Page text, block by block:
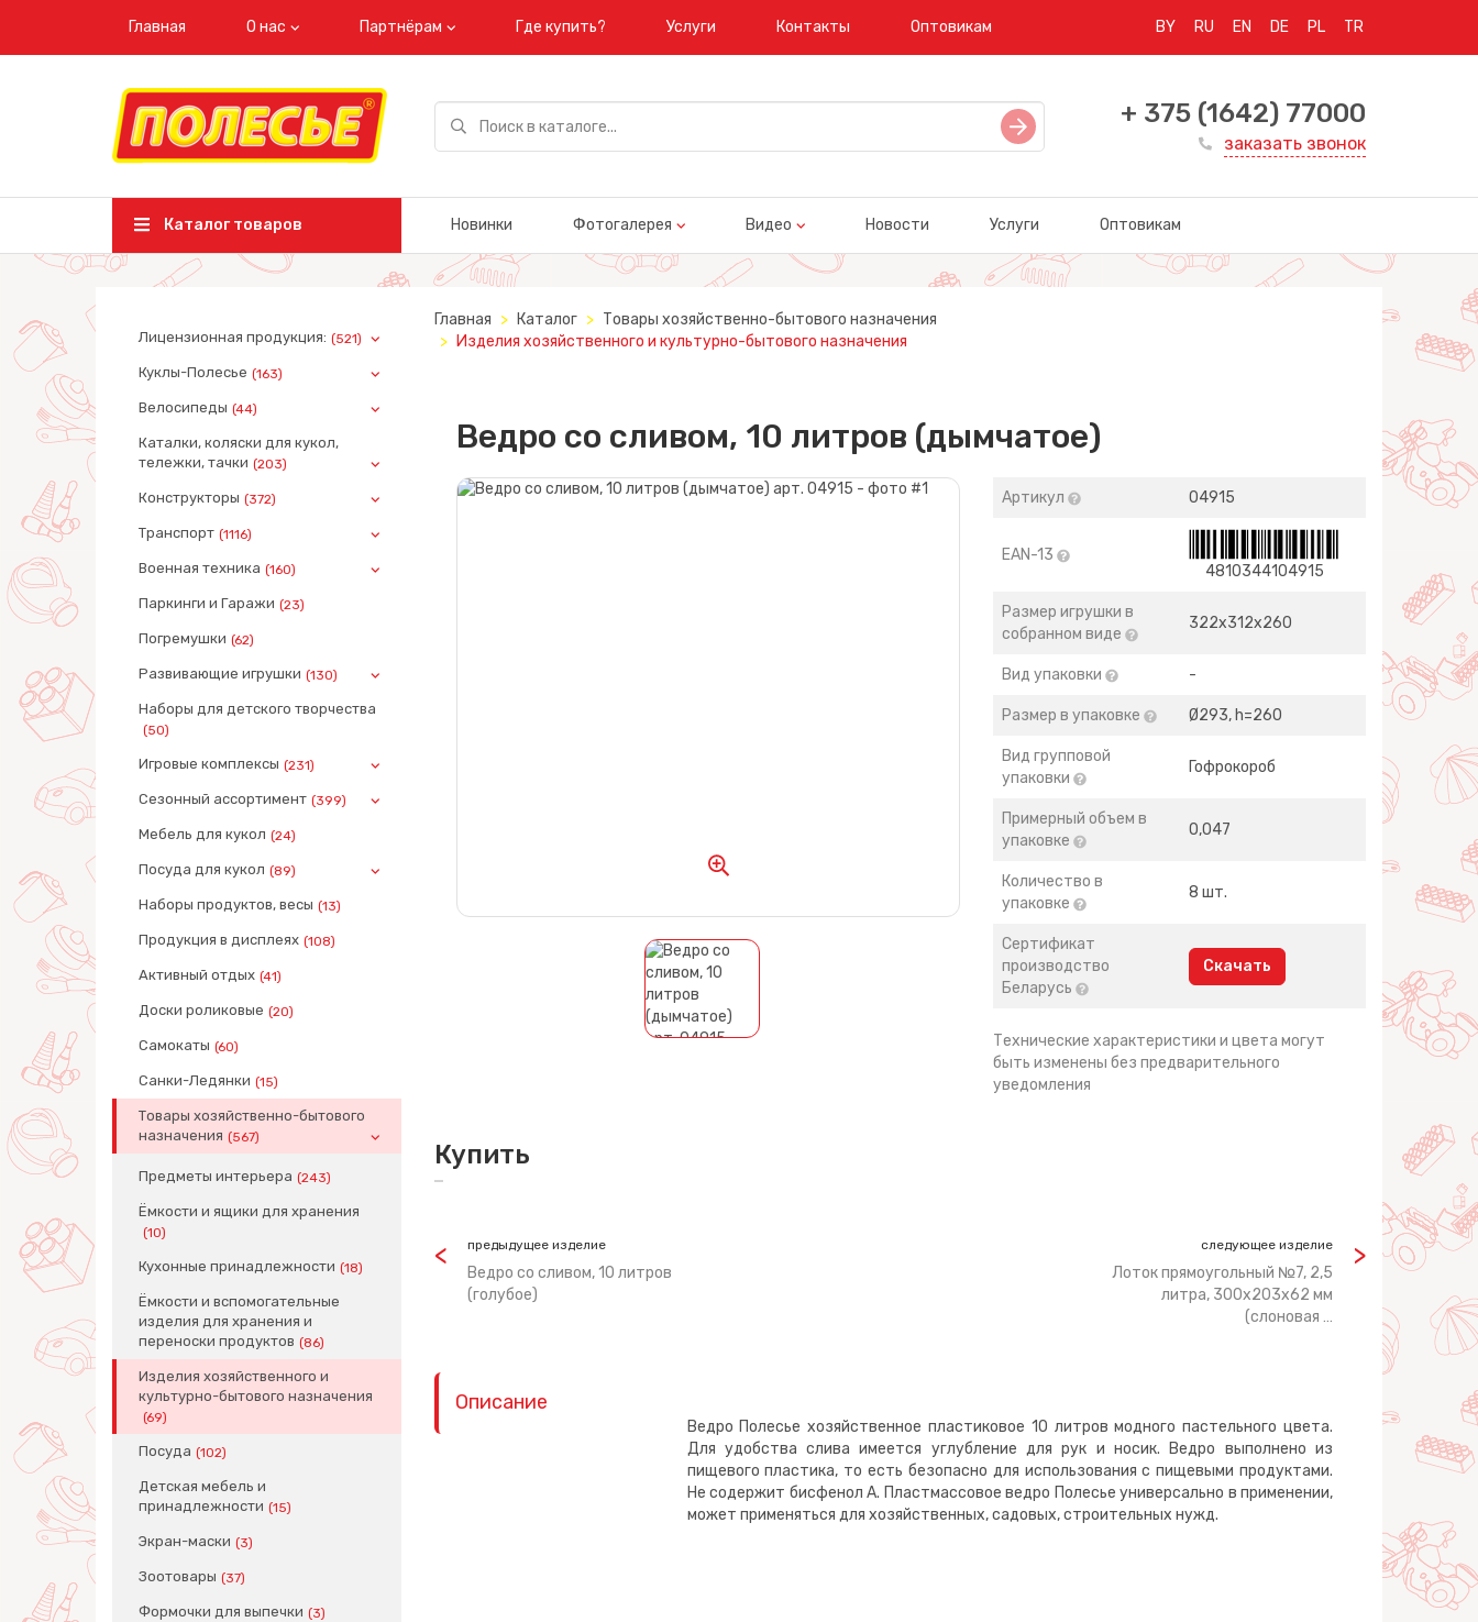
Главная О нас Партнёрам Где купить? Услуги Контакты Оптовикам BY RU EN DE PL TR
+ 375 (1642) 77000
заказать звонок
Каталог товаров Новинки Фотогалерея Видео Новости Услуги Оптовикам
Лицензионная продукция: (521)
Куклы-Полесье (163)
Велосипеды (44)
Каталки, коляски для кукол,
тележки, тачки (203)
Конструкторы (372)
Транспорт (1116)
Военная техника (160)
Паркинги и Гаражи (23)
Погремушки (62)
Развивающие игрушки (130)
Наборы для детского творчества
(50)
Игровые комплексы (231)
Сезонный ассортимент (399)
Мебель для кукол (24)
Посуда для кукол (89)
Наборы продуктов, весы (13)
Продукция в дисплеях (108)
Активный отдых (41)
Доски роликовые (20)
Самокаты (60)
Санки-Ледянки (15)
Товары хозяйственно-бытового
назначения (567)
Предметы интерьера (243)
Ёмкости и ящики для хранения
(10)
Кухонные принадлежности (18)
Ёмкости и вспомогательные
изделия для хранения и
переноски продуктов (86)
Изделия хозяйственного и
культурно-бытового назначения
(69)
Посуда (102)
Детская мебель и
принадлежности (15)
Экран-маски (3)
Зоотовары (37)
Формочки для выпечки (3)
Главная Каталог
Товары хозяйственно-бытового назначения
Изделия хозяйственного и культурно-бытового назначения
Ведро со сливом, 10 литров (дымчатое)
Артикул 04915
EAN-13
4810344104915
Размер игрушки в
собранном виде
322х312х260
Вид упаковки -
Размер в упаковке Ø293, h=260
Вид групповой
упаковки
Гофрокороб
Примерный объем в
упаковке
0,047
Количество в
упаковке
8 шт.
Сертификат
производство
Беларусь
Скачать
Технические характеристики и цвета могут
быть изменены без предварительного
уведомления
Купить
предыдущее изделие
Ведро со сливом, 10 литров
(голубое)
следующее изделие
Лоток прямоугольный №7, 2,5
литра, 300х203х62 мм
(слоновая …
Описание
Ведро Полесье хозяйственное пластиковое 10 литров модного пастельного цвета.
Для удобства слива имеется углубление для рук и носик. Ведро выполнено из
пищевого пластика, то есть безопасно для использования с пищевыми продуктами.
Не содержит бисфенол А. Пластмассовое ведро Полесье универсально в применении,
может применяться для хозяйственных, садовых, строительных нужд.